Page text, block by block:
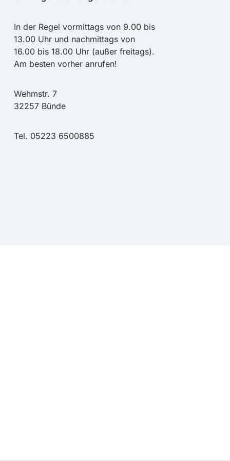
In der Regel vormittags von 9.00 bis
13.00 Uhr und nachmittags von
16.00 bis 18.00 Uhr (außer freitags).
Am besten vorher anrufen!
Wehmstr. 7
32257 Bünde
Tel. 05223 6500885